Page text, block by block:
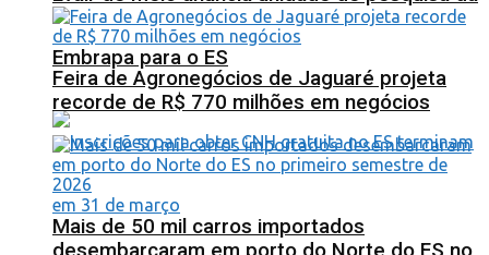
Embrapa para o ES
Feira de Agronegócios de Jaguaré projeta
recorde de R$ 770 milhões em negócios
Mais de 50 mil carros importados
desembarcaram em porto do Norte do ES no